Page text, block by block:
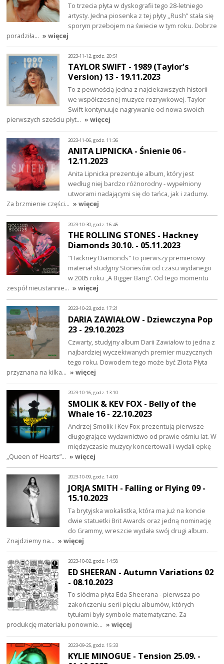
To trzecia płyta w dyskografii tego 28-letniego
artysty. Jedna piosenka z tej płyty ,,Rush” stała się
sporym przebojem na świecie w tym roku. Dobrze
poradziła… » więcej
2023-11-12, godz. 20:51
TAYLOR SWIFT - 1989 (Taylor's
Version) 13 - 19.11.2023
To z pewnością jedna z najciekawszych historii
we współczesnej muzyce rozrywkowej. Taylor
Swift kontynuuje nagrywanie od nowa swoich
pierwszych sześciu płyt… » więcej
2023-11-06, godz. 11:36
ANITA LIPNICKA - Śnienie 06 -
12.11.2023
Anita Lipnicka prezentuje album, który jest
według niej bardzo różnorodny - wypełniony
utworami nadającymi się do tańca, jak i zadumy.
Za brzmienie części… » więcej
2023-10-30, godz. 16:45
THE ROLLING STONES - Hackney
Diamonds 30.10. - 05.11.2023
"Hackney Diamonds" to pierwszy premierowy
materiał studyjny Stonesów od czasu wydanego
w 2005 roku „A Bigger Bang”. Od tego momentu
zespół nieustannie… » więcej
2023-10-23, godz. 17:21
DARIA ZAWIAŁOW - Dziewczyna Pop
23 - 29.10.2023
Czwarty, studyjny album Darii Zawiałow to jedna z
najbardziej wyczekiwanych premier muzycznych
tego roku. Dowodem tego może być Złota Płyta
przyznana na kilka… » więcej
2023-10-16, godz. 13:10
SMOLIK & KEV FOX - Belly of the
Whale 16 - 22.10.2023
Andrzej Smolik i Kev Fox prezentują pierwsze
długogrające wydawnictwo od prawie ośmiu lat. W
międzyczasie muzycy koncertowali i wydali epkę
„Queen of Hearts”… » więcej
2023-10-09, godz. 14:00
JORJA SMITH - Falling or Flying 09 -
15.10.2023
Ta brytyjska wokalistka, która ma już na koncie
dwie statuetki Brit Awards oraz jedną nominację
do Grammy, wreszcie wydała swój drugi album.
Znajdziemy na… » więcej
2023-10-02, godz. 14:58
ED SHEERAN - Autumn Variations 02
- 08.10.2023
To siódma płyta Eda Sheerana - pierwsza po
zakończeniu serii pięciu albumów, których
tytułami były symbole matematyczne. Za
produkcję materiału ponownie… » więcej
2023-09-25, godz. 15:33
KYLIE MINOGUE - Tension 25.09. -